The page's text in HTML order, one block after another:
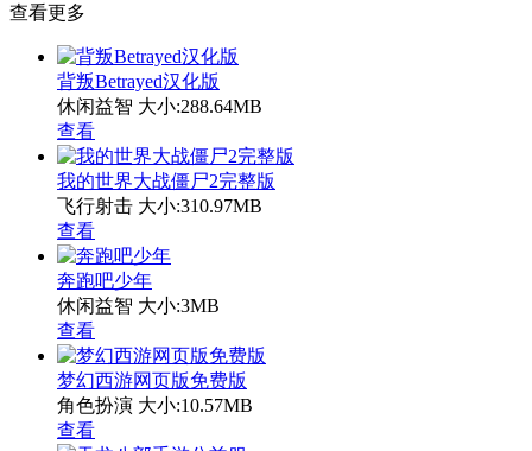
查看更多
背叛Betrayed汉化版
休闲益智 大小:288.64MB
查看
我的世界大战僵尸2完整版
飞行射击 大小:310.97MB
查看
奔跑吧少年
休闲益智 大小:3MB
查看
梦幻西游网页版免费版
角色扮演 大小:10.57MB
查看